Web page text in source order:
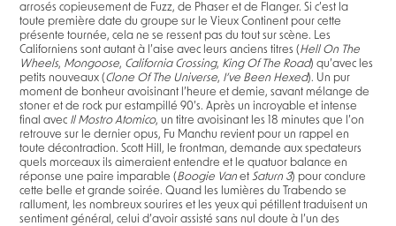
arrosés copieusement de Fuzz, de Phaser et de Flanger. Si c’est la
toute première date du groupe sur le Vieux Continent pour cette
présente tournée, cela ne se ressent pas du tout sur scène. Les
Californiens sont autant à l’aise avec leurs anciens titres (Hell On The
Wheels, Mongoose, California Crossing, King Of The Road) qu’avec les
petits nouveaux (Clone Of The Universe, I’ve Been Hexed). Un pur
moment de bonheur avoisinant l’heure et demie, savant mélange de
stoner et de rock pur estampillé 90’s. Après un incroyable et intense
final avec Il Mostro Atomico, un titre avoisinant les 18 minutes que l’on
retrouve sur le dernier opus, Fu Manchu revient pour un rappel en
toute décontraction. Scott Hill, le frontman, demande aux spectateurs
quels morceaux ils aimeraient entendre et le quatuor balance en
réponse une paire imparable (Boogie Van etSaturn 3) pour conclure
cette belle et grande soirée. Quand les lumières du Trabendo se
rallument, les nombreux sourires et les yeux qui pétillent traduisent un
sentiment général, celui d’avoir assisté sans nul doute à l’un des